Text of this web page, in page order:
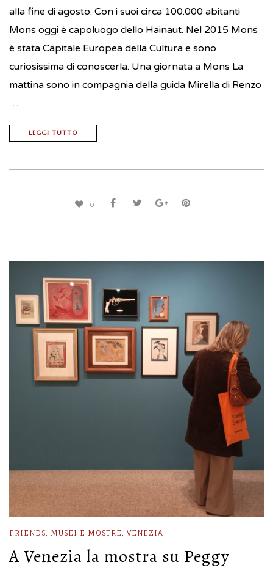
alla fine di agosto. Con i suoi circa 100.000 abitanti
Mons oggi è capoluogo dello Hainaut. Nel 2015 Mons
è stata Capitale Europea della Cultura e sono
curiosissima di conoscerla. Una giornata a Mons La
mattina sono in compagnia della guida Mirella di Renzo
…
LEGGI TUTTO
0
FRIENDS, MUSEI E MOSTRE , VENEZIA
A Venezia la mostra su Peggy